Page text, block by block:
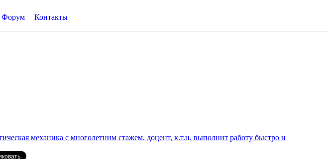
Форум Контакты
механика с многолетним стажем, доцент, к.т.н. выполнит работу быстро и